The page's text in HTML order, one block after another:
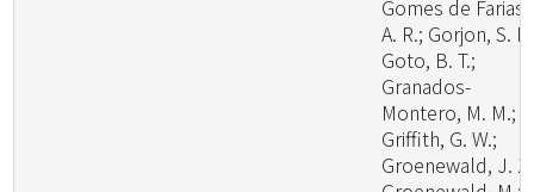
Gomes de Farias,
A. R.; Gorjon, S.
Goto, B. T.;
Granados-
Montero, M. M.;
Griffith, G. W.;
Groenewald, J.